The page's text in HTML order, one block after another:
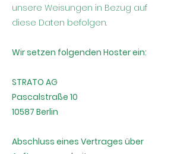
unsere Weisungen in Bezug auf
diese Daten befolgen.
Wir setzen folgenden Hoster ein:
STRATO AG
Pascalstraße 10
10587 Berlin
Abschluss eines Vertrages über